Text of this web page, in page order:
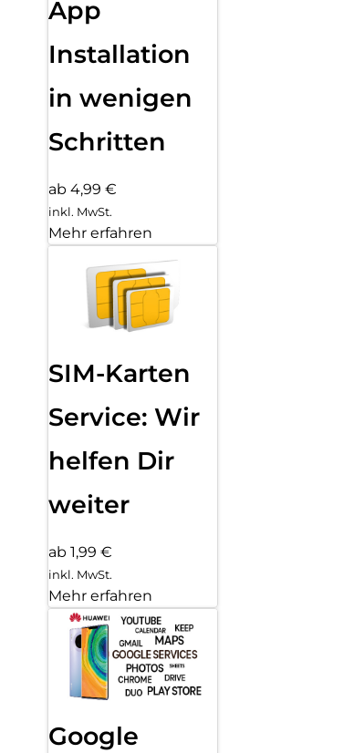
App
Installation
in wenigen
Schritten
ab 4,99 €
inkl. MwSt.
Mehr erfahren
SIM-Karten
Service: Wir
helfen Dir
weiter
ab 1,99 €
inkl. MwSt.
Mehr erfahren
Google